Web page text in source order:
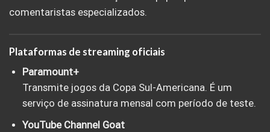
comentaristas especializados.
Plataformas de streaming oficiais
Paramount+
Transmite jogos da Copa Sul-Americana. É um
serviço de assinatura mensal com período de teste.
YouTube Channel Goat